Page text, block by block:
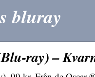
bluray
ray) –